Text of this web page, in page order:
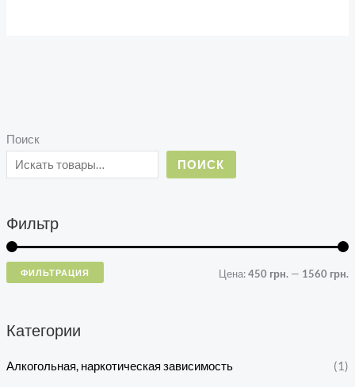
Поиск
ПОИСК
Фильтр
ФИЛЬТРАЦИЯ Цена:450 грн. — 1560 грн.
Категории
Алкогольная, наркотическая зависимость (1)